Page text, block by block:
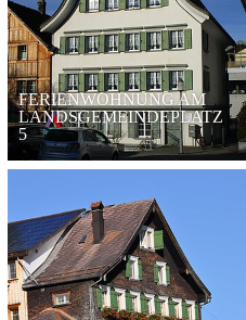
FERIENWOHNUNG AM
LANDSGEMEINDEPLATZ
5